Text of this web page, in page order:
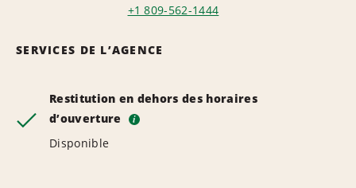
+1 809-562-1444
SERVICES DE L’AGENCE
Restitution en dehors des horaires
d’ouverture
i
Disponible